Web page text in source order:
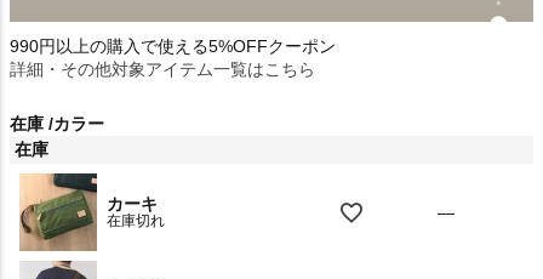
990円以上の購入で使える5%OFFクーポン
詳細・その他対象アイテム一覧はこちら
在庫 カラー
在庫
カーキ
在庫切れ —